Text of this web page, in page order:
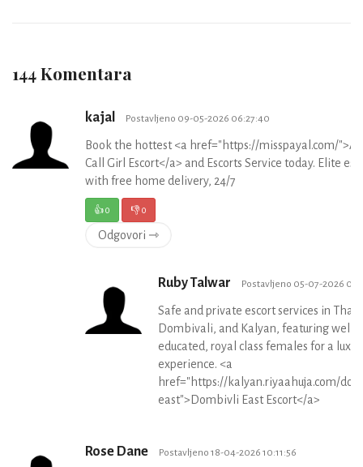
144 Komentara
kajal Postavljeno 09-05-2026 06:27:40
Book the hottest <a href="https://misspayal.com/
Call Girl Escort</a> and Escorts Service today. Elite
with free home delivery, 24/7
👍0 👎0
Odgovori ⇾
Ruby Talwar Postavljeno 05-07-2026
Safe and private escort services in
Dombivali, and Kalyan, featuring well-
educated, royal class females for a
experience. <a
href="https://kalyan.riyaahuja.com/
east">Dombivli East Escort</a>
Rose Dane Postavljeno 18-04-2026 10:11:56